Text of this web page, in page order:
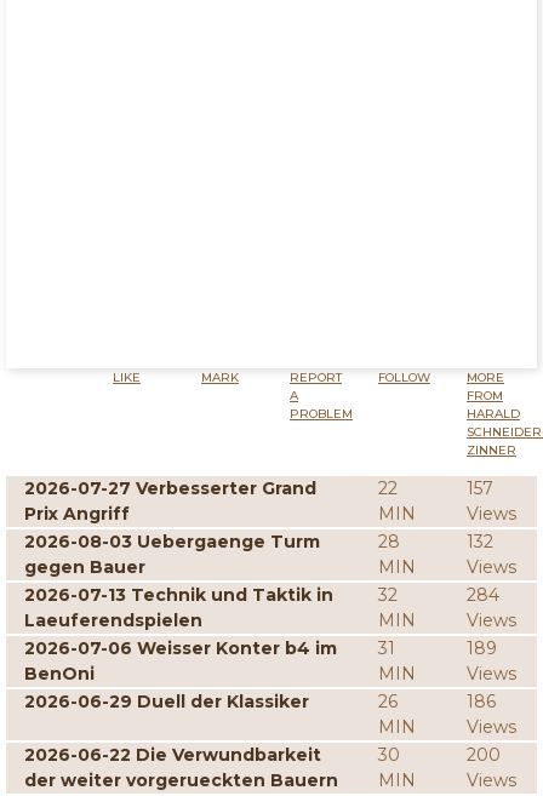
LIKE MARK
REPORT
A
PROBLEM
FOLLOW
MORE
FROM
HARALD
ZINNER
2026-07-27 Verbesserter Grand
Prix Angriff
22
MIN
157
Views
2026-08-03 Uebergaenge Turm
gegen Bauer
28
MIN
132
Views
2026-07-13 Technik und Taktik in
Laeuferendspielen
32
MIN
284
Views
2026-07-06 Weisser Konter b4 im
BenOni
31
MIN
189
Views
2026-06-29 Duell der Klassiker
26
MIN
186
Views
2026-06-22 Die Verwundbarkeit
der weiter vorgerueckten Bauern
30
MIN
200
Views